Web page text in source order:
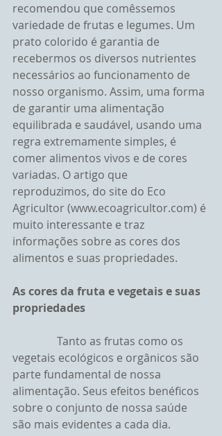
recomendou que comêssemos
variedade de frutas e legumes. Um
prato colorido é garantia de
recebermos os diversos nutrientes
necessários ao funcionamento de
nosso organismo. Assim, uma forma
de garantir uma alimentação
equilibrada e saudável, usando uma
regra extremamente simples, é
comer alimentos vivos e de cores
variadas. O artigo que
reproduzimos, do site do Eco
Agricultor (www.ecoagricultor.com) é
muito interessante e traz
informações sobre as cores dos
alimentos e suas propriedades.
As cores da fruta e vegetais e suas
propriedades
vegetais ecológicos e orgânicos são
parte fundamental de nossa
alimentação. Seus efeitos benéficos
sobre o conjunto de nossa saúde
são mais evidentes a cada dia.